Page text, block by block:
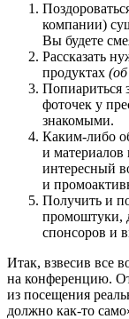
компании)
Вы будете
Рассказать
продуктах
Попиариться
фоточек у
знакомыми.
Каким-либо
и материалов
интересный
и
Получить и
промоштуки,
спонсоров и
Итак, взвесив все
на конференцию.
из посещения
должно как-то